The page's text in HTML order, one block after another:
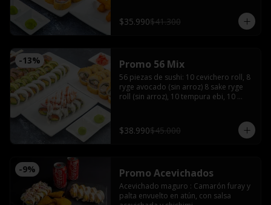
jengibre
$35.990$41.300
-13% Promo 56 Mix
56 piezas de sushi: 10 cevichero roll, 8
ryge avocado (sin arroz) 8 sake ryge
roll (sin arroz), 10 tempura ebi, 10
teriyaki, wasabi y jengibre
$38.990$45.000
-9% Promo Acevichados
Acevichado maguro : Camarón furay y
palta envuelto en atún, con salsa